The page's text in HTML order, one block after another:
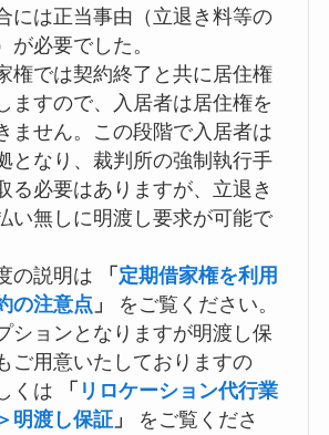
には正当事由（立退き料等の
が必要でした。
権では契約終了と共に居住権
ますので、入居者は居住権を
ません。この段階で入居者は
となり、裁判所の強制執行手
る必要はありますが、立退き
い無しに明渡し要求が可能で
の説明は
「 定期借家権を利用
の注意点 」
をご覧ください。
ションとなりますが明渡し保
ご用意いたしておりますの
くは
「 リロケーション代行業
明渡し保証」
をご覧くださ